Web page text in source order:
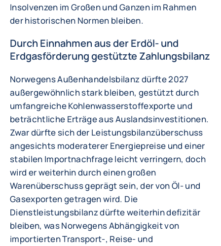
Insolvenzen im Großen und Ganzen im Rahmen
der historischen Normen bleiben.
Durch Einnahmen aus der Erdöl- und
Erdgasförderung gestützte Zahlungsbilanz
Norwegens Außenhandelsbilanz dürfte 2027
außergewöhnlich stark bleiben, gestützt durch
umfangreiche Kohlenwasserstoffexporte und
beträchtliche Erträge aus Auslandsinvestitionen.
Zwar dürfte sich der Leistungsbilanzüberschuss
angesichts moderaterer Energiepreise und einer
stabilen Importnachfrage leicht verringern, doch
wird er weiterhin durch einen großen
Warenüberschuss geprägt sein, der von Öl- und
Gasexporten getragen wird. Die
Dienstleistungsbilanz dürfte weiterhin defizitär
bleiben, was Norwegens Abhängigkeit von
importierten Transport-, Reise- und